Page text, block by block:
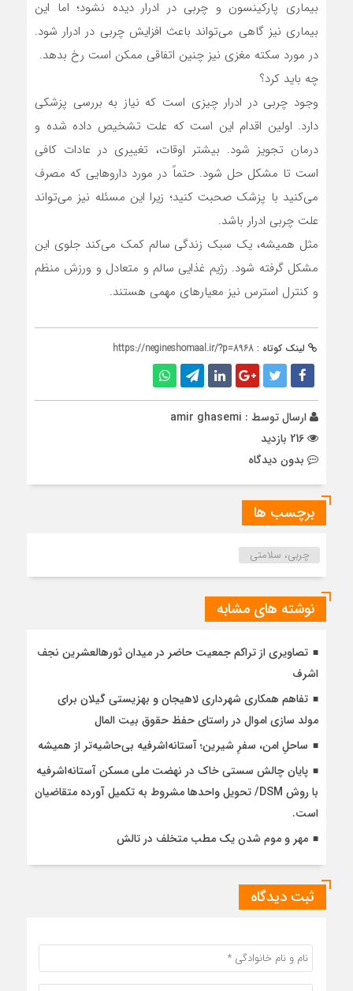
بیماری پارکینسون و چربی در ادرار دیده نشود؛ اما این
بیماری نیز گاهی می‌تواند باعث افزایش چربی در ادرار شود.
در مورد سکته مغزی نیز چنین اتفاقی ممکن است رخ بدهد.
چه باید کرد؟
وجود چربی در ادرار چیزی است که نیاز به بررسی پزشکی
دارد. اولین اقدام این است که علت تشخیص داده ‌شده و
درمان تجویز شود. بیشتر اوقات، تغییری در عادات کافی
است تا مشکل حل شود. حتماً در مورد داروهایی که مصرف
می‌کنید با پزشک صحبت کنید؛ زیرا این مسئله نیز می‌تواند
علت چربی ادرار باشد.
مثل همیشه، یک سبک زندگی سالم کمک می‌کند جلوی این
مشکل گرفته شود. رژیم غذایی سالم و متعادل و ورزش منظم
و کنترل استرس نیز معیارهای مهمی هستند.
لینک کوتاه : https://negineshomaal.ir/?p=8968
ارسال توسط : amir ghasemi
بدون دیدگاه
برچسب ها
چربی، سلامتی
نوشته های مشابه
تصاویری از تراکم جمعیت حاضر در میدان ثورهالعشرین نجف
اشرف
تفاهم همکاری شهرداری لاهیجان و بهزیستی گیلان برای
مولد سازی اموال در راستای حفظ حقوق بیت المال
ساحلِ امن، سفرِ شیرین؛ آستانه‌اشرفیه بی‌حاشیه‌تر از همیشه
پایان چالش سستی خاک در نهضت ملی مسکن آستانه‌اشرفیه
با روش DSM/ تحویل واحدها مشروط به تکمیل آورده متقاضیان
است.
مهر و موم شدن یک مطب متخلف در تالش
ثبت دیدگاه